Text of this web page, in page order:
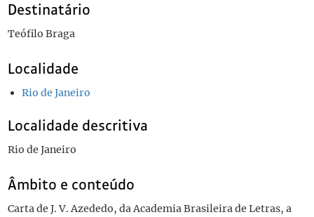
Destinatário
Teófilo Braga
Localidade
Rio de Janeiro
Localidade descritiva
Rio de Janeiro
Âmbito e conteúdo
Carta de J. V. Azededo, da Academia Brasileira de Letras, a